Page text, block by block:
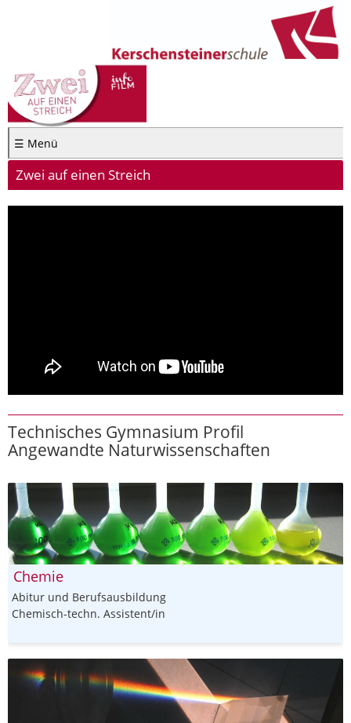
☰ Menü
Zwei auf einen Streich
Technisches Gymnasium Profil
Angewandte Naturwissenschaften
Chemie
Abitur und Berufsausbildung
Chemisch-techn. Assistent/in